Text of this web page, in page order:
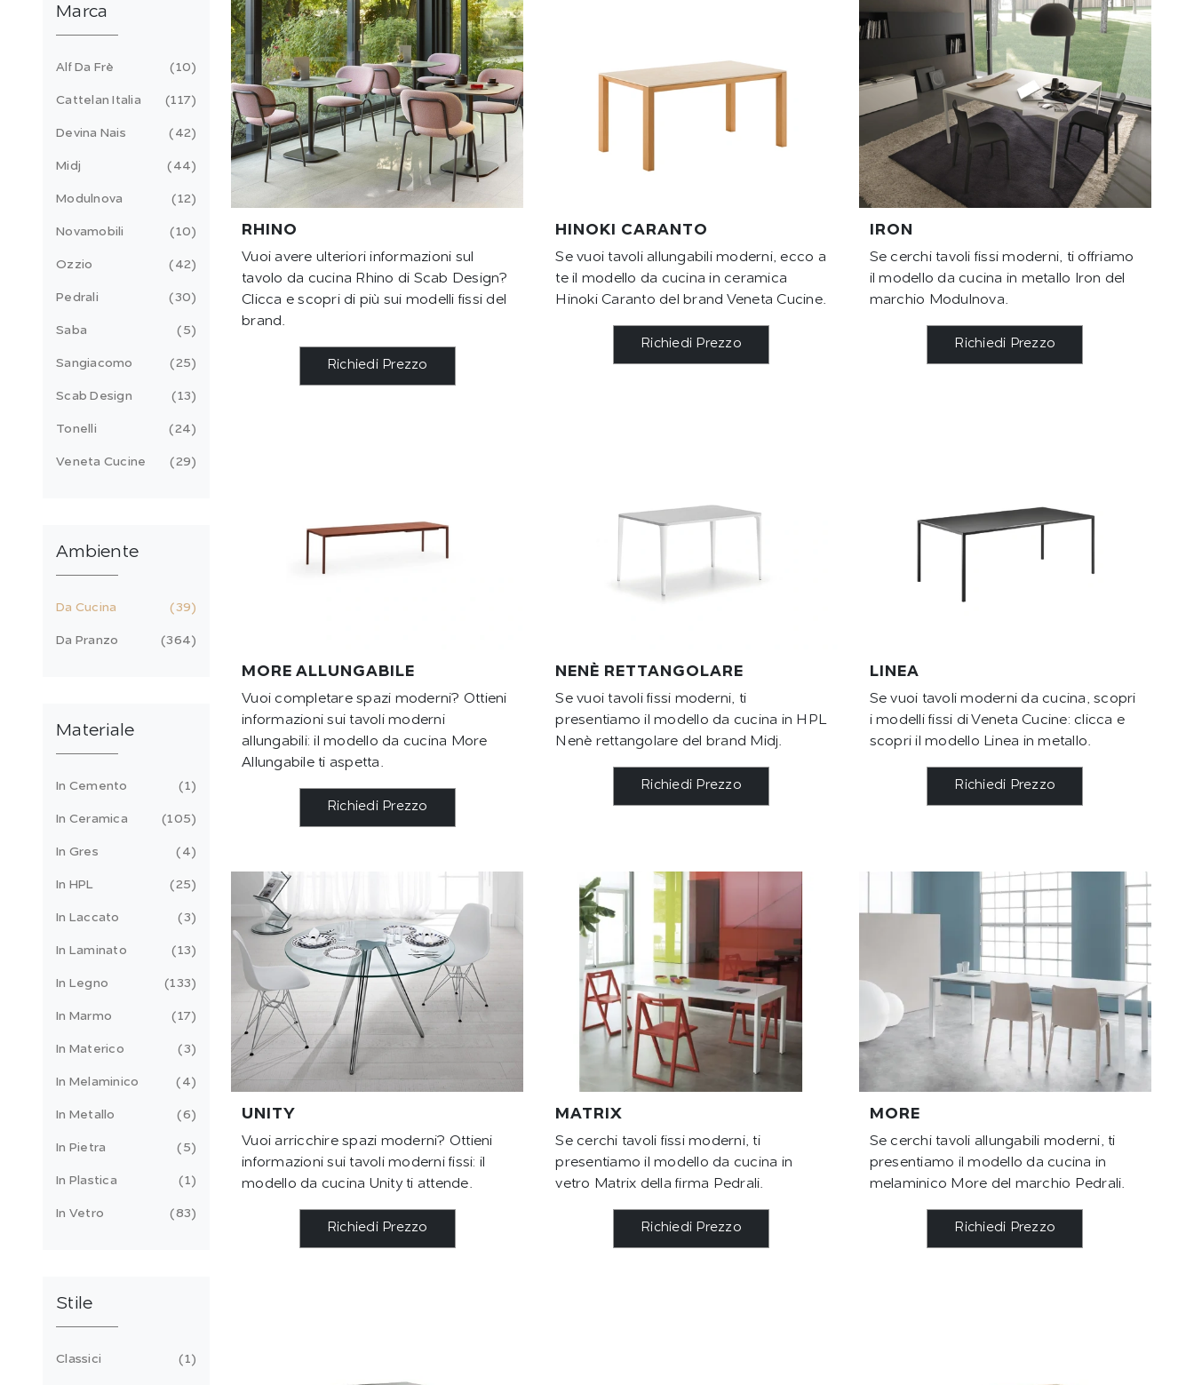
RHINO
Vuoi avere ulteriori informazioni sul
tavolo da cucina Rhino di Scab Design?
Clicca e scopri di più sui modelli fissi del
brand.
Richiedi Prezzo
HINOKI CARANTO
Se vuoi tavoli allungabili moderni, ecco a
te il modello da cucina in ceramica
Hinoki Caranto del brand Veneta Cucine.
Richiedi Prezzo
IRON
Se cerchi tavoli fissi moderni, ti offriamo
il modello da cucina in metallo Iron del
marchio Modulnova.
Richiedi Prezzo
MORE ALLUNGABILE
Vuoi completare spazi moderni? Ottieni
informazioni sui tavoli moderni
allungabili: il modello da cucina More
Allungabile ti aspetta.
Richiedi Prezzo
NENÈ RETTANGOLARE
Se vuoi tavoli fissi moderni, ti
presentiamo il modello da cucina in HPL
Nenè rettangolare del brand Midj.
Richiedi Prezzo
LINEA
Se vuoi tavoli moderni da cucina, scopri
i modelli fissi di Veneta Cucine: clicca e
scopri il modello Linea in metallo.
Richiedi Prezzo
UNITY
Vuoi arricchire spazi moderni? Ottieni
informazioni sui tavoli moderni fissi: il
modello da cucina Unity ti attende.
Richiedi Prezzo
MATRIX
Se cerchi tavoli fissi moderni, ti
presentiamo il modello da cucina in
vetro Matrix della firma Pedrali.
Richiedi Prezzo
MORE
Se cerchi tavoli allungabili moderni, ti
presentiamo il modello da cucina in
melaminico More del marchio Pedrali.
Richiedi Prezzo
Marca
Alf Da Frè 10
Cattelan Italia 117
Devina Nais 42
Midj 44
Modulnova 12
Novamobili 10
Ozzio 42
Pedrali 30
Saba 5
Sangiacomo 25
Scab Design 13
Tonelli 24
Veneta Cucine 29
Ambiente
Da Cucina 39
Da Pranzo 364
Materiale
In Cemento 1
In Ceramica 105
In Gres 4
In HPL 25
In Laccato 3
In Laminato 13
In Legno 133
In Marmo 17
In Materico 3
In Melaminico 4
In Metallo 6
In Pietra 5
In Plastica 1
In Vetro 83
Stile
Classici 1